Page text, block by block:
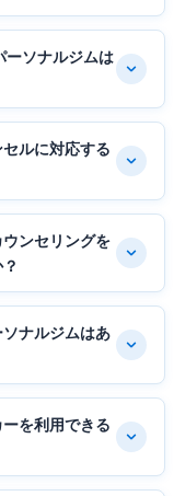
ーソナルジムは
ルに対応する
ンセリングを
ナルジムはあ
を利用できる